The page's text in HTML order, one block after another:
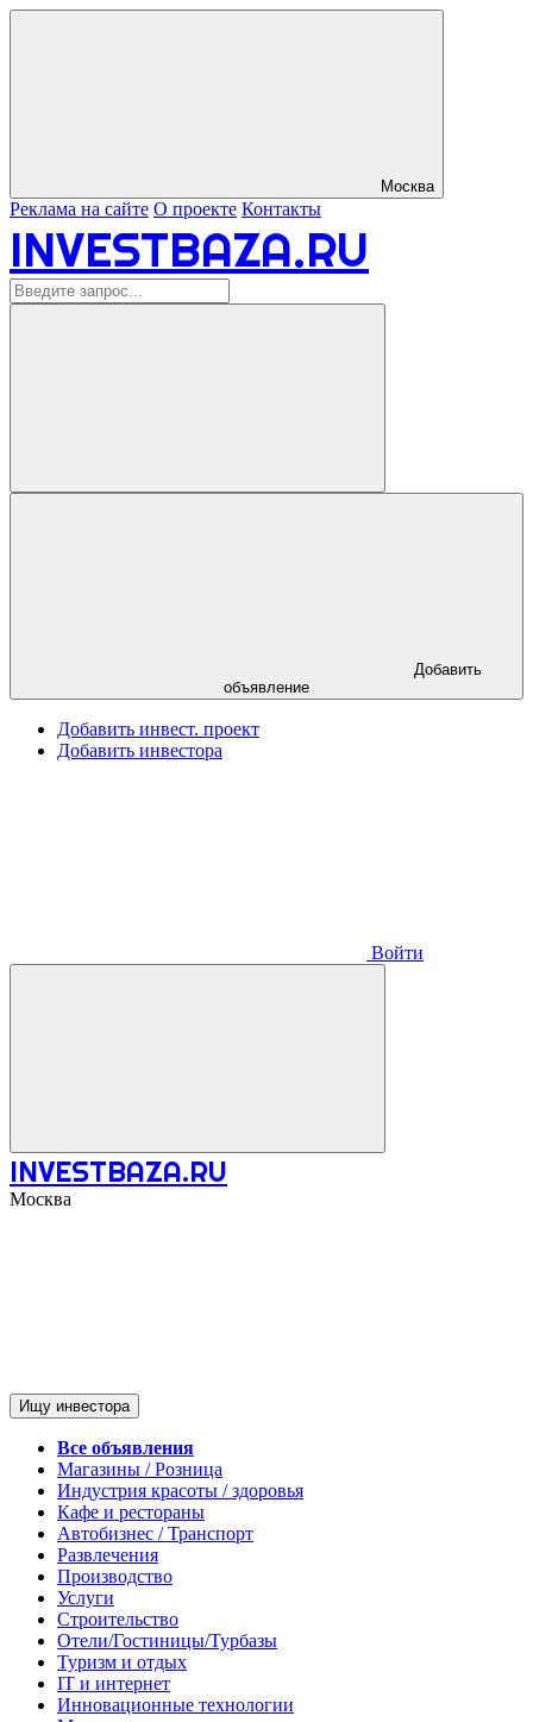
Москва
Реклама на сайте О проекте Контакты
INVESTBAZA.RU
объявление
Добавить инвест. проект
Добавить инвестора
Войти
INVESTBAZA.RU
Москва
Ищу инвестора
Все объявления
Магазины / Розница
Индустрия красоты / здоровья
Кафе и рестораны
Автобизнес / Транспорт
Развлечения
Производство
Услуги
Строительство
Отели/Гостиницы/Турбазы
Туризм и отдых
IT и интернет
Инновационные технологии